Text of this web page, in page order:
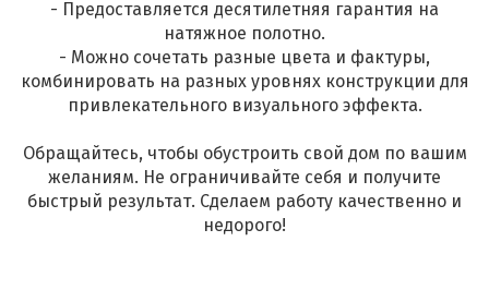
- Предоставляется десятилетняя гарантия на
натяжное полотно.
- Можно сочетать разные цвета и фактуры,
комбинировать на разных уровнях конструкции для
привлекательного визуального эффекта.
Обращайтесь, чтобы обустроить свой дом по вашим
желаниям. Не ограничивайте себя и получите
быстрый результат. Сделаем работу качественно и
недорого!